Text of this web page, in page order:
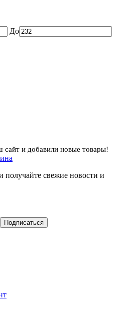
До
и добавили новые товары!
свежие новости и